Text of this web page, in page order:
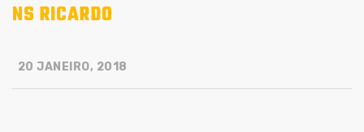
NS RICARDO
20 JANEIRO, 2018